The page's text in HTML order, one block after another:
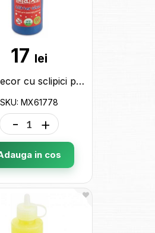
17 lei
Lipici decor cu sclipici perlat Maxi tub 60ml.albastru MX61778
SKU: MX61778
- +
in cos